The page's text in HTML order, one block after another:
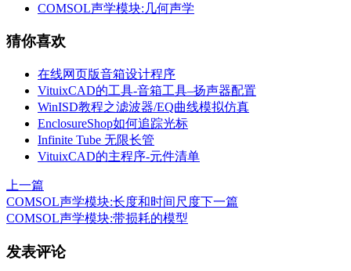
COMSOL声学模块:几何声学
猜你喜欢
在线网页版音箱设计程序
VituixCAD的工具-音箱工具–扬声器配置
WinISD教程之滤波器/EQ曲线模拟仿真
EnclosureShop如何追踪光标
Infinite Tube 无限长管
VituixCAD的主程序-元件清单
上一篇
COMSOL声学模块:长度和时间尺度下一篇
COMSOL声学模块:带损耗的模型
发表评论